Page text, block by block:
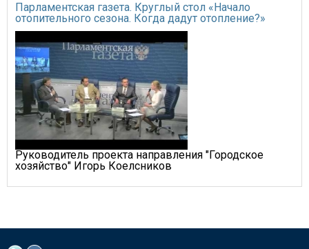
Парламентская газета. Круглый стол «Начало
отопительного сезона. Когда дадут отопление?»
Руководитель проекта направления "Городское
хозяйство" Игорь Коелсников